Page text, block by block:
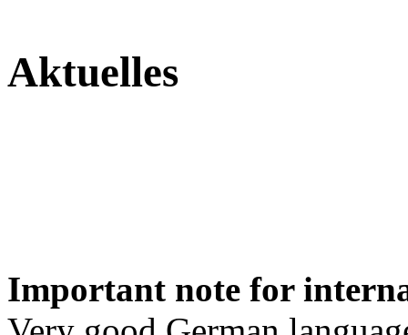
Aktuelles
Important note for